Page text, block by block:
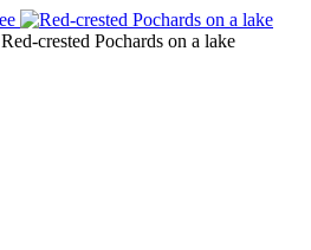
Red-crested Pochards on a lake